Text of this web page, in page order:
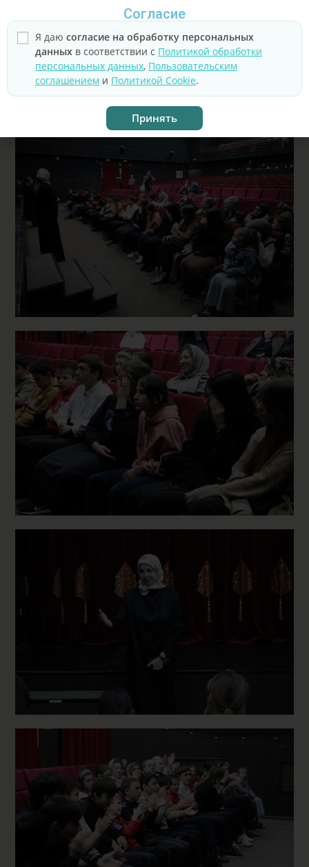
Согласие
Я даю согласие на обработку персональных
данных в соответствии с Политикой обработки
персональных данных, Пользовательским
соглашением и Политикой Cookie.
Принять